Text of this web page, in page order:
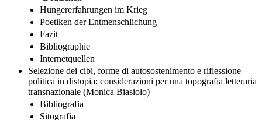
‘Deutschen’
Hungererfahrungen im Krieg
Poetiken der Entmenschlichung
Fazit
Bibliographie
Internetquellen
Selezione dei cibi, forme di autosostenimento e riflessione
politica in distopia: considerazioni per una topografia letteraria
transnazionale (Monica Biasiolo)
Bibliografia